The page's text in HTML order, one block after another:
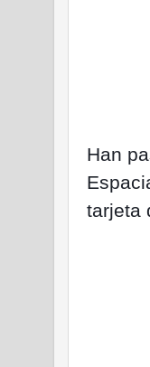
Han
tarjeta